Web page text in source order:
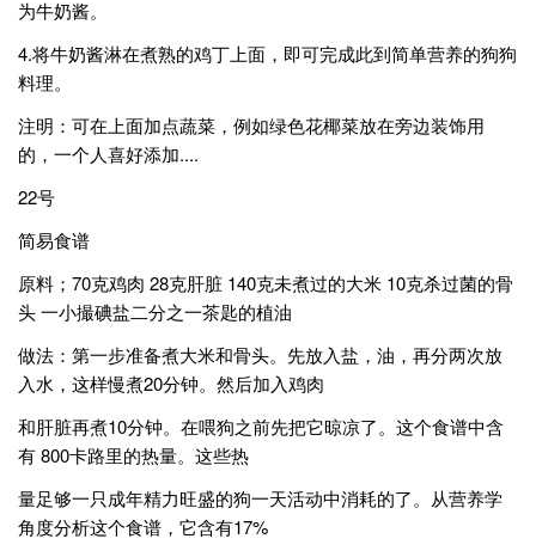
为牛奶酱。
4.将牛奶酱淋在煮熟的鸡丁上面，即可完成此到简单营养的狗狗
料理。
注明：可在上面加点蔬菜，例如绿色花椰菜放在旁边装饰用
的，一个人喜好添加....
22号
简易食谱
原料；70克鸡肉 28克肝脏 140克未煮过的大米 10克杀过菌的骨
头 一小撮碘盐二分之一茶匙的植油
做法：第一步准备煮大米和骨头。先放入盐，油，再分两次放
入水，这样慢煮20分钟。然后加入鸡肉
和肝脏再煮10分钟。在喂狗之前先把它晾凉了。这个食谱中含
有 800卡路里的热量。这些热
量足够一只成年精力旺盛的狗一天活动中消耗的了。从营养学
角度分析这个食谱，它含有17%